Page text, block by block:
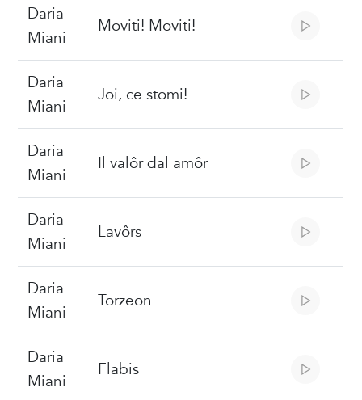
Daria
Miani
Moviti! Moviti!
Daria
Miani
Joi, ce stomi!
Daria
Miani
Il valôr dal amôr
Daria
Miani
Lavôrs
Daria
Miani
Torzeon
Daria
Miani
Flabis